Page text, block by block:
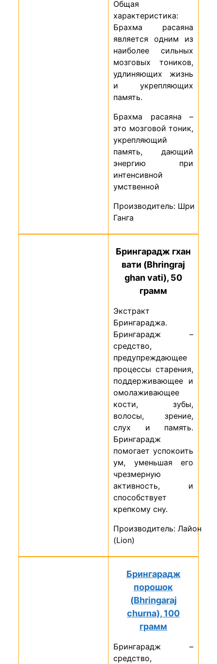
Общая
характеристика:
Брахма расаяна
является одним из
наиболее сильных
мозговых тоников,
удлиняющих жизнь
и укрепляющих
память.
Брахма расаяна –
это мозговой тоник,
укрепляющий
память, дающий
энергию при
интенсивной
умственной
Производитель: Шри
Ганга
Брингарадж гхан
вати (Bhringraj
ghan vati), 50
грамм
Экстракт
Брингараджа.
Брингарадж –
средство,
предупреждающее
процессы старения,
поддерживающее и
омолажи­ва­ющее
кости, зубы,
волосы, зрение,
слух и память.
Брингарадж
помогает успокоить
ум, уменьшая его
чрезмерную
активность, и
способствует
крепкому сну.
Производитель: Лайон
(Lion)
Брингарадж
порошок
(Bhringaraj
churna), 100
грамм
Брингарадж –
средство,